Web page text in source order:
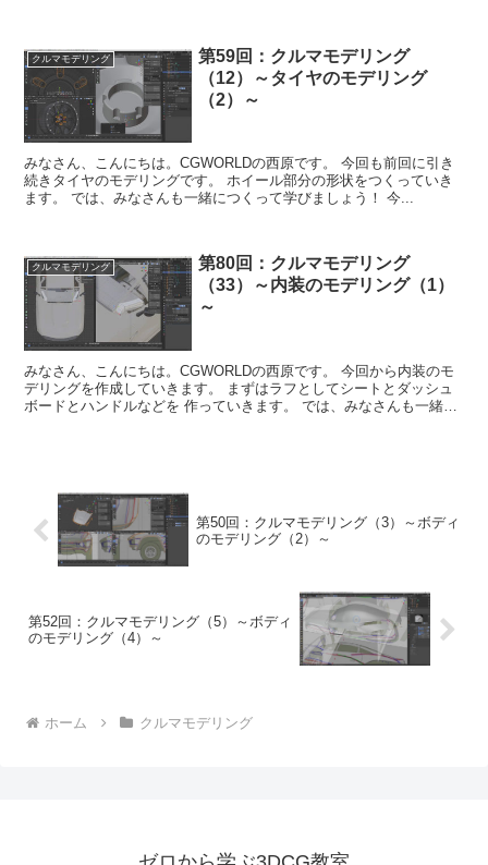
クルマモデリング
第59回：クルマモデリング
（12）～タイヤのモデリング
（2）～
みなさん、こんにちは。CGWORLDの西原です。 今回も前回に引き
続きタイヤのモデリングです。 ホイール部分の形状をつくっていき
ます。 では、みなさんも一緒につくって学びましょう！ 今...
クルマモデリング
第80回：クルマモデリング
（33）～内装のモデリング（1）
～
みなさん、こんにちは。CGWORLDの西原です。 今回から内装のモ
デリングを作成していきます。 まずはラフとしてシートとダッシュ
ボードとハンドルなどを 作っていきます。 では、みなさんも一緒に
第50回：クルマモデリング（3）～ボディ
のモデリング（2）～
第52回：クルマモデリング（5）～ボディ
のモデリング（4）～
ホーム クルマモデリング